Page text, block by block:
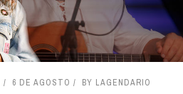
6 DE AGOSTO BY LAGENDARIO